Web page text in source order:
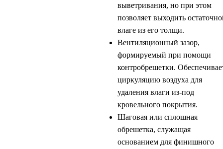
выветривания, но при этом
позволяет выходить
влаге из его толщи.
Вентиляционный зазор,
формируемый при помощи
контробрешетки.
циркуляцию воздуха для
удаления влаги из-под
кровельного покрытия.
Шаговая или сплошная
обрешетка, служащая
основанием для финишного